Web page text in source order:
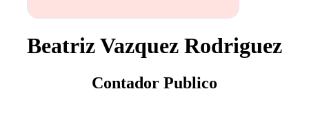
Beatriz Vazquez Rodriguez
Contador Publico